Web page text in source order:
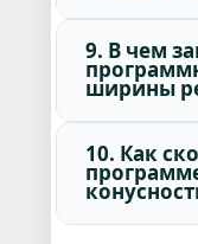
9. В чем
ширины
10. Как